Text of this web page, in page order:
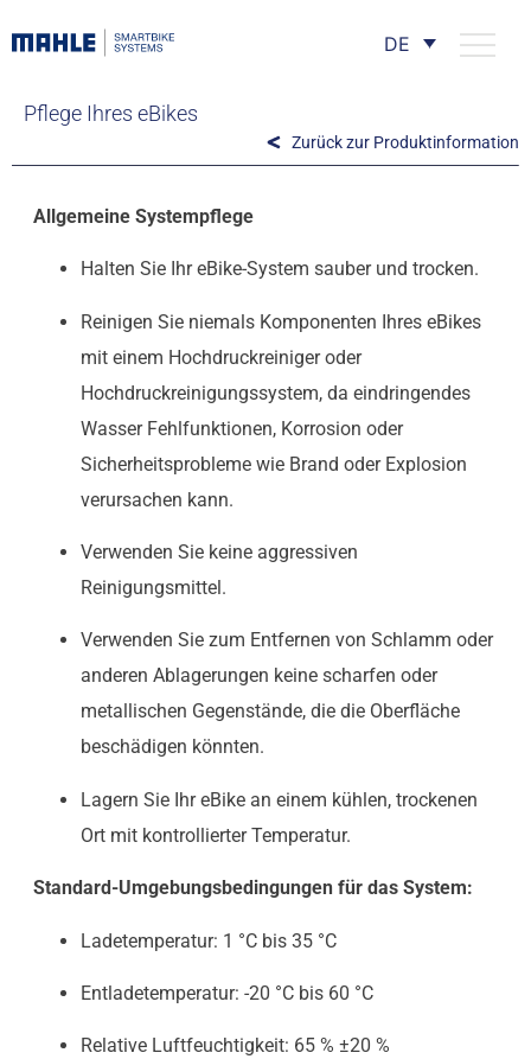
DE
Pflege Ihres eBikes
Zurück zur Produktinformation
Allgemeine Systempflege
Halten Sie Ihr eBike-System sauber und trocken.
Reinigen Sie niemals Komponenten Ihres eBikes
mit einem Hochdruckreiniger oder
Hochdruckreinigungssystem, da eindringendes
Wasser Fehlfunktionen, Korrosion oder
Sicherheitsprobleme wie Brand oder Explosion
verursachen kann.
Verwenden Sie keine aggressiven
Reinigungsmittel.
Verwenden Sie zum Entfernen von Schlamm oder
anderen Ablagerungen keine scharfen oder
metallischen Gegenstände, die die Oberfläche
beschädigen könnten.
Lagern Sie Ihr eBike an einem kühlen, trockenen
Ort mit kontrollierter Temperatur.
Standard-Umgebungsbedingungen für das System:
Ladetemperatur: 1 °C bis 35 °C
Entladetemperatur: -20 °C bis 60 °C
Relative Luftfeuchtigkeit: 65 % ±20 %